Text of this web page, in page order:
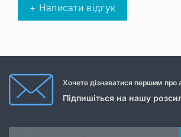
+ Написати відгук
Хочете дізнаватися першим про
Підпишіться на нашу